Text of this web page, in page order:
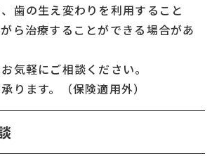
歯の生え変わりを利用すること
ら治療することができる場合があ
気軽にご相談ください。
ります。（保険適用外）